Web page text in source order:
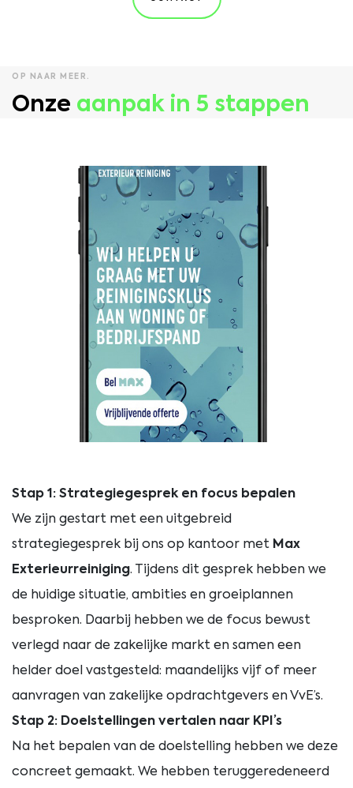
OP NAAR MEER.
Onze aanpak in 5 stappen
Stap 1: Strategiegesprek en focus bepalen
We zijn gestart met een uitgebreid
strategiegesprek bij ons op kantoor met Max
Exterieurreiniging. Tijdens dit gesprek hebben we
de huidige situatie, ambities en groeiplannen
besproken. Daarbij hebben we de focus bewust
verlegd naar de zakelijke markt en samen een
helder doel vastgesteld: maandelijks vijf of meer
aanvragen van zakelijke opdrachtgevers en VvE’s.
Stap 2: Doelstellingen vertalen naar KPI’s
Na het bepalen van de doelstelling hebben we deze
concreet gemaakt. We hebben teruggeredeneerd